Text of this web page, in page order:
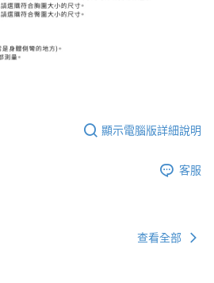
顯示電腦版詳細說明
客服
查看全部